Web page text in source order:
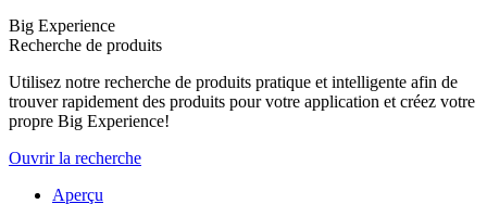
Big Experience
Recherche de produits
Utilisez notre recherche de produits pratique et intelligente afin de
trouver rapidement des produits pour votre application et créez votre
propre Big Experience!
Ouvrir la recherche
Aperçu